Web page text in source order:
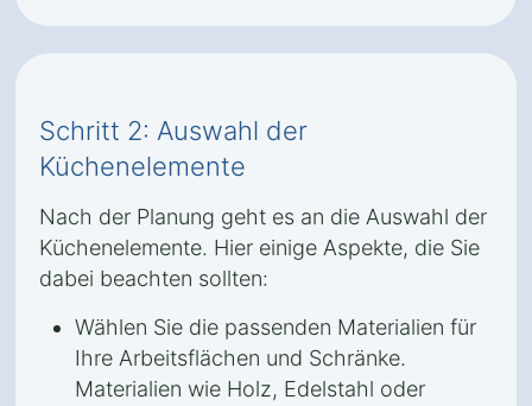
Schritt 2: Auswahl der
Küchenelemente
Nach der Planung geht es an die Auswahl der
Küchenelemente. Hier einige Aspekte, die Sie
dabei beachten sollten:
Wählen Sie die passenden Materialien für
Ihre Arbeitsflächen und Schränke.
Materialien wie Holz, Edelstahl oder